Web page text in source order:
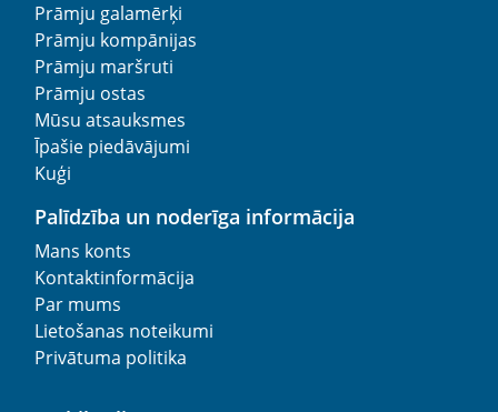
Prāmju galamērķi
Prāmju kompānijas
Prāmju maršruti
Prāmju ostas
Mūsu atsauksmes
Īpašie piedāvājumi
Kuģi
Palīdzība un noderīga informācija
Mans konts
Kontaktinformācija
Par mums
Lietošanas noteikumi
Privātuma politika